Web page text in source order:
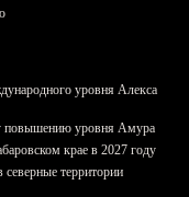
уровня Алекса
повышению уровня Амура
крае в 2027 году
северные территории